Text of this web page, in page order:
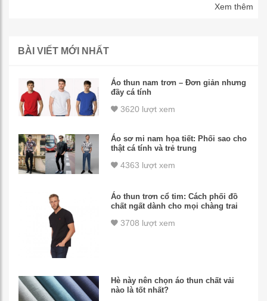
Xem thêm
BÀI VIẾT MỚI NHẤT
Áo thun nam trơn – Đơn giản nhưng
đầy cá tính
3620 lượt xem
Áo sơ mi nam họa tiết: Phối sao cho
thật cá tính và trẻ trung
4363 lượt xem
Áo thun trơn cổ tim: Cách phối đồ
chất ngất dành cho mọi chàng trai
3708 lượt xem
Hè này nên chọn áo thun chất vải
nào là tốt nhất?